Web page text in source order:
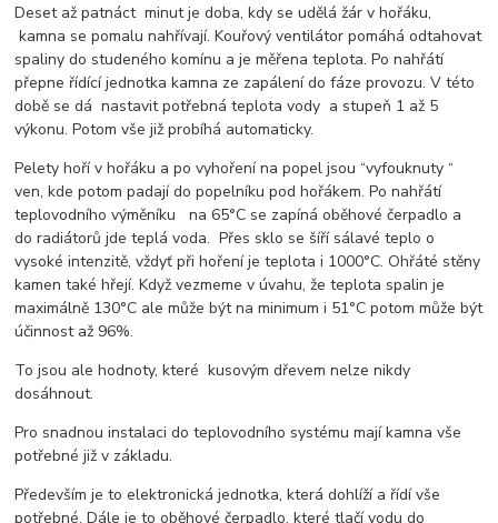
Deset až patnáct minut je doba, kdy se udělá žár v hořáku,
kamna se pomalu nahřívají. Kouřový ventilátor pomáhá odtahovat
spaliny do studeného komínu a je měřena teplota. Po nahřátí
přepne řídící jednotka kamna ze zapálení do fáze provozu. V této
době se dá nastavit potřebná teplota vody a stupeň 1 až 5
výkonu. Potom vše již probíhá automaticky.
Pelety hoří v hořáku a po vyhoření na popel jsou “vyfouknuty “
ven, kde potom padají do popelníku pod hořákem. Po nahřátí
teplovodního výměníku na 65°C se zapíná oběhové čerpadlo a
do radiátorů jde teplá voda. Přes sklo se šíří sálavé teplo o
vysoké intenzitě, vždyť při hoření je teplota i 1000°C. Ohřáté stěny
kamen také hřejí. Když vezmeme v úvahu, že teplota spalin je
maximálně 130°C ale může být na minimum i 51°C potom může být
účinnost až 96%.
To jsou ale hodnoty, které kusovým dřevem nelze nikdy
dosáhnout.
Pro snadnou instalaci do teplovodního systému mají kamna vše
potřebné již v základu.
Především je to elektronická jednotka, která dohlíží a řídí vše
potřebné. Dále je to oběhové čerpadlo, které tlačí vodu do